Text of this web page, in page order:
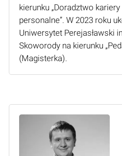
kierunku „Doradztwo
personalne”. W 2023 roku
Uniwersytet Perejasławski
Skoworody na kierunku
(Мagisterka).